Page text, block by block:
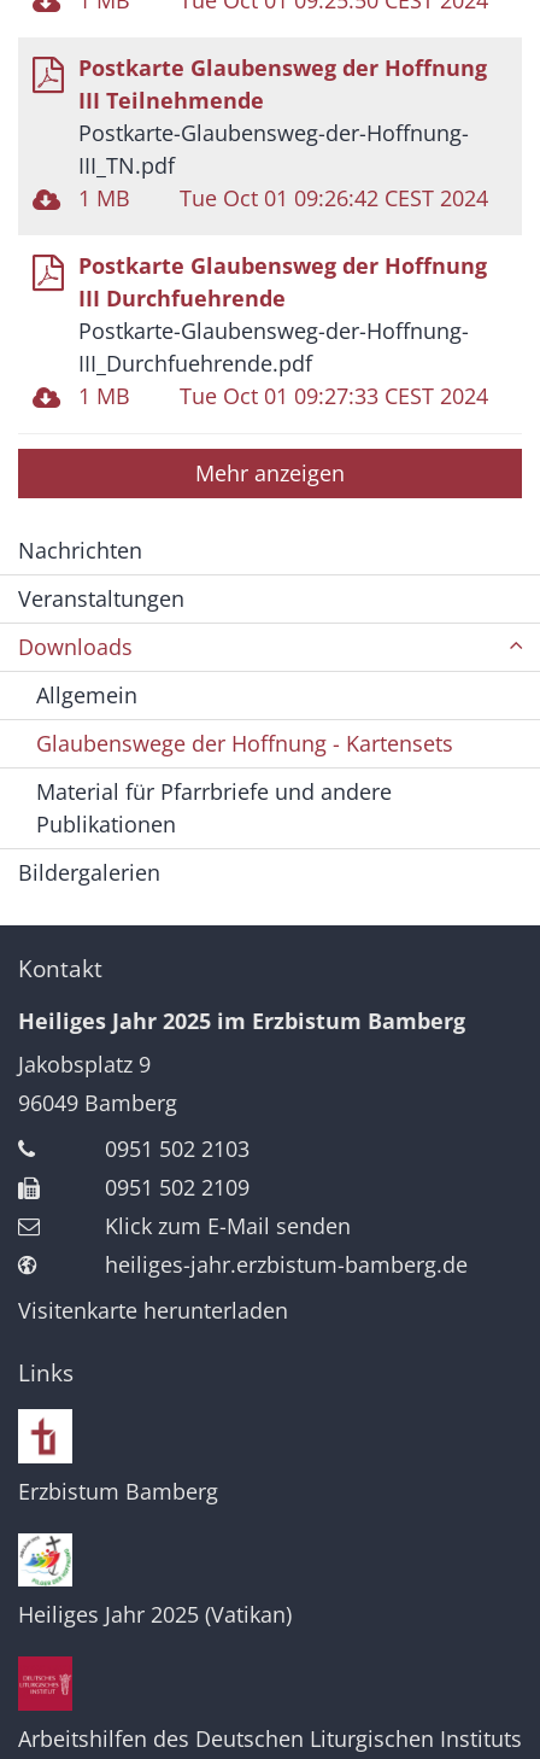
Postkarte Glaubensweg der Hoffnung
III Teilnehmende
Postkarte-Glaubensweg-der-Hoffnung-
III_TN.pdf
1 MB
Tue Oct 01 09:26:42 CEST 2024
Postkarte Glaubensweg der Hoffnung
III Durchfuehrende
Postkarte-Glaubensweg-der-Hoffnung-
III_Durchfuehrende.pdf
1 MB
Tue Oct 01 09:27:33 CEST 2024
Mehr anzeigen
Nachrichten
Veranstaltungen
Downloads
Allgemein
Glaubenswege der Hoffnung - Kartensets
Material für Pfarrbriefe und andere
Publikationen
Bildergalerien
Kontakt
Heiliges Jahr 2025 im Erzbistum Bamberg
Jakobsplatz 9
96049 Bamberg
0951 502 2103
0951 502 2109
Klick zum E-Mail senden
heiliges-jahr.erzbistum-bamberg.de
Visitenkarte herunterladen
Links
Erzbistum Bamberg
Heiliges Jahr 2025 (Vatikan)
Arbeitshilfen des Deutschen Liturgischen Instituts